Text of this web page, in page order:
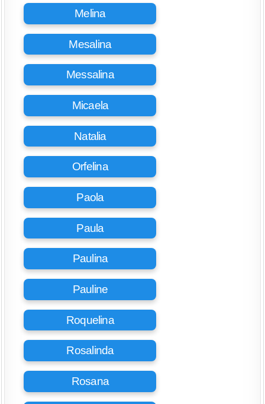
Melina
Mesalina
Messalina
Micaela
Natalia
Orfelina
Paola
Paula
Paulina
Pauline
Roquelina
Rosalinda
Rosana